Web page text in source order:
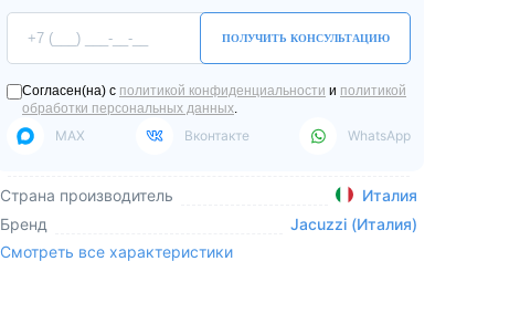
ПОЛУЧИТЬ КОНСУЛЬТАЦИЮ
Согласен(на) с политикой конфиденциальности и политикой
обработки персональных данных.
MAX Вконтакте WhatsApp
Страна производитель
Италия
Бренд
Jacuzzi (Италия)
Смотреть все характеристики